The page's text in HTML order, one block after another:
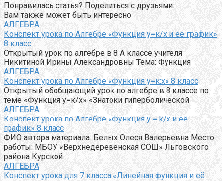
Понравилась статья? Поделиться с друзьями:
Вам также может быть интересно
АЛГЕБРА
Конспект урока по Алгебре «Функция у=к/х и её график»
8 класс
Открытый урок по алгебре в 8 А классе учителя
Никитиной Ирины Александровны Тема: Функция
АЛГЕБРА
Конспект урока по Алгебре «Функция у=к:х» 8 класс
Открытый обобщающий урок по алгебре в 8 классе по
теме «Функция у=к/х» «Знатоки гиперболической
АЛГЕБРА
Конспект урока по Алгебре «Функция y = k/x и её
график» 8 класс
ФИО автора материала. Белых Олеся Валерьевна Место
работы: МБОУ «Верхнедеревенская СОШ» Льговского
района Курской
АЛГЕБРА
Конспект урока для 7 класса «Линейная функция и её